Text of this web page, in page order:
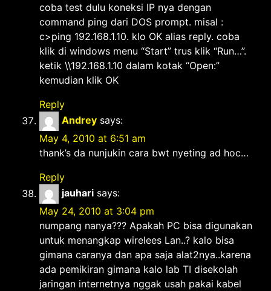
coba test dulu koneksi IP nya dengan
command ping dari DOS prompt. misal :
c>ping 192.168.1.10. klo OK alias reply. coba
klik di windows menu “Start” trus klik “Run…”.
ketik \\192.168.1.10 dalam kotak “Open:”
kemudian klik OK
Reply
Andrey says:
May 4, 2010 at 6:51 am
thank’s da nunjukin cara bwt nyeting ad hoc…
Reply
jauhari says:
May 24, 2010 at 3:04 pm
numpang nanya??? Apakah PC bisa digunakan
untuk menangkap wirelees Lan..? kalo bisa
gimana caranya dan apa saja alat2nya..karena
ada pemikiran gimana kalo lab TI disekolah
jaringan internetnya nggak usah pakai kabel